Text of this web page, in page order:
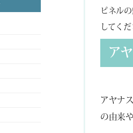
ピネル
してくだ
ア
アヤナ
の由来